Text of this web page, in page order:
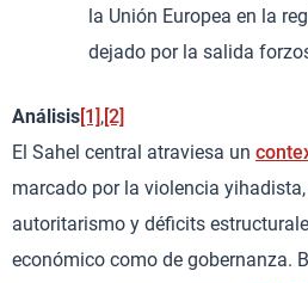
la Unión Europea en la
dejado por la salida
Análisis[1],[2]
El Sahel central atraviesa un
marcado por la violencia
autoritarismo y déficits
económico como de gobernanza.